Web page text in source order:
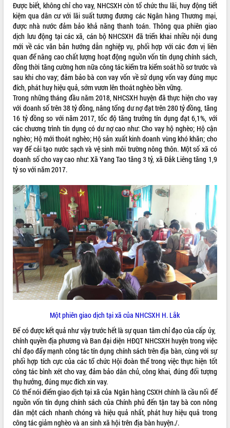
LIÊN KẾT WEB
THỐNG KÊ TRUY CẬP
Hôm nay:
32096
Tất cả:
Được biết, không chỉ cho vay, NHCSXH còn tổ chức thu lãi, huy động tiết
kiệm qua dân cư với lãi suất tương đương các Ngân hàng Thương mại,
được nhà nước đảm bảo khả năng thanh toán. Thông qua phiên giao
dịch lưu động tại các xã, cán bộ NHCSXH đã triển khai nhiều nội dung
mới về các văn bản hướng dẫn nghiệp vụ, phối hợp với các đơn vị liên
quan để nâng cao chất lượng hoạt động nguồn vốn tín dụng chính sách,
đồng thời tăng cường hơn nữa công tác kiểm tra kiểm soát hồ sơ trước và
sau khi cho vay; đảm bảo bà con vay vốn về sử dụng vốn vay đúng mục
đích, phát huy hiệu quả, sớm vươn lên thoát nghèo bền vững.
Trong những tháng đầu năm 2018, NHCSXH huyện đã thực hiện cho vay
với doanh số trên 38 tỷ đồng, nâng tổng dư nợ đạt trên 280 tỷ đồng, tăng
16 tỷ đồng so với năm 2017, tốc độ tăng trưởng tín dụng đạt 6,1%, với
các chương trình tín dụng có dư nợ cao như: Cho vay hộ nghèo; Hộ cận
nghèo; Hộ mới thoát nghèo; Hộ sản xuất kinh doanh vùng khó khăn; cho
vay để cải tạo nước sạch và vệ sinh môi trường nông thôn. Một số xã có
doanh số cho vay cao như: Xã Yang Tao tăng 3 tỷ, xã Đắk Liêng tăng 1,9
tỷ so với năm 2017.
Một phiên giao dịch tại xã của NHCSXH H. Lắk
Để có được kết quả như vậy trước hết là sự quan tâm chỉ đạo của cấp ủy,
chính quyền địa phương và Ban đại diện HĐQT NHCSXH huyện trong việc
chỉ đạo đẩy mạnh công tác tín dụng chính sách trên địa bàn, cùng với sự
phối hợp tích cực của các tổ chức Hội đoàn thể trong việc thực hiện tốt
công tác bình xét cho vay, đảm bảo dân chủ, công khai, đúng đối tượng
thụ hưởng, đúng mục đích xin vay.
Có thể nói điểm giao dịch tại xã của Ngân hàng CSXH chính là cầu nối để
nguồn vốn tín dụng chính sách của Chính phủ đến tận tay bà con nông
dân một cách nhanh chóng và hiệu quả nhất, phát huy hiệu quả trong
công tác giảm nghèo và an sinh xã hội trên địa bàn huyện./.